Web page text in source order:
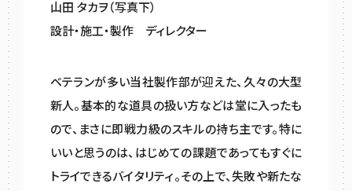
山田 タカヲ（写真下）
設計・施工・製作 ディレクター
ベテランが多い当社製作部が迎えた、久々の大型
新人。基本的な道具の扱い方などは堂に入ったも
ので、まさに即戦力級のスキルの持ち主です。特に
いいと思うのは、はじめての課題であってもすぐに
トライできるバイタリティ。その上で、失敗や新たな